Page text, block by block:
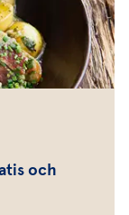
och